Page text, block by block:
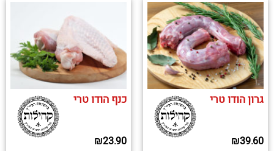
גרון הודו טרי
₪39.60
כנף הודו טרי
₪23.90